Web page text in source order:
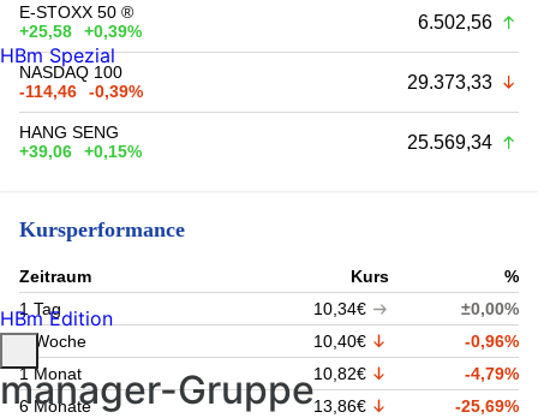
E-STOXX 50 ®
+25,58
+0,39% 6.502,56
NASDAQ 100
-114,46
-0,39% 29.373,33
HANG SENG
+39,06
+0,15% 25.569,34
Kursperformance
Zeitraum Kurs
%
1 Tag
10,34€
±0,00%
1 Woche
10,40€
-0,96%
1 Monat
10,82€
-4,79%
6 Monate
13,86€
-25,69%
HBm Spezial
HBm Edition
manager-Gruppe